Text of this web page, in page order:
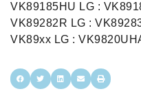
VK89185HU LG :
VK89282R LG :
VK89xx LG :